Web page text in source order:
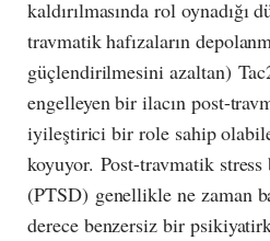
kaldırılmasında rol oynadığı
travmatik hafızaların
güçlendirilmesini azaltan)
engelleyen bir ilacın post-
iyileştirici bir role sahip
koyuyor. Post-travmatik
(PTSD) genellikle ne zaman
derece benzersiz bir